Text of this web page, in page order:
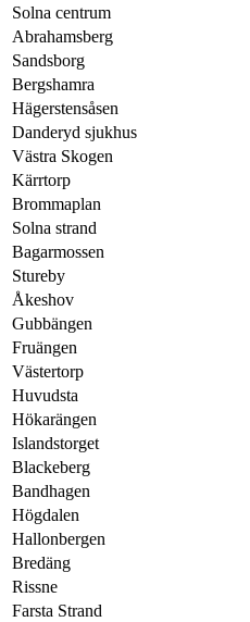
Solna centrum
Abrahamsberg
Sandsborg
Bergshamra
Hägerstensåsen
Danderyd sjukhus
Västra Skogen
Kärrtorp
Brommaplan
Solna strand
Bagarmossen
Stureby
Åkeshov
Gubbängen
Fruängen
Västertorp
Huvudsta
Hökarängen
Islandstorget
Blackeberg
Bandhagen
Högdalen
Hallonbergen
Bredäng
Rissne
Farsta Strand